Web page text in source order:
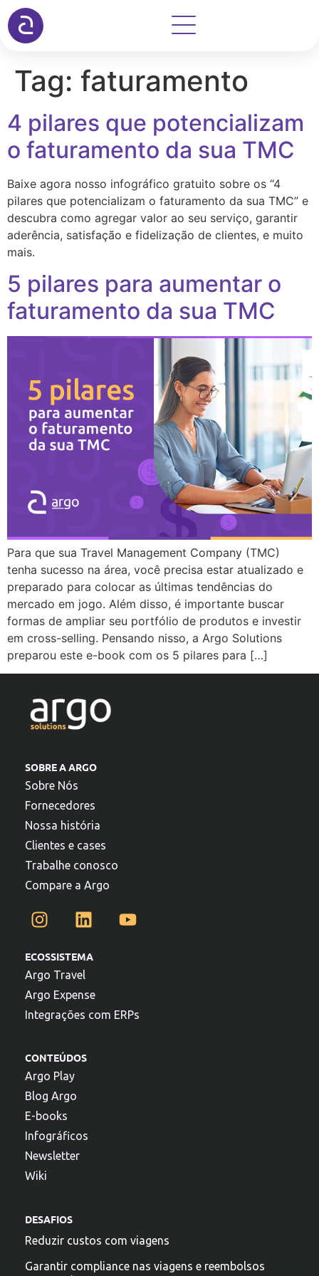
Tag: faturamento
4 pilares que potencializam
o faturamento da sua TMC
Baixe agora nosso infográfico gratuito sobre os “4
pilares que potencializam o faturamento da sua TMC” e
descubra como agregar valor ao seu serviço, garantir
aderência, satisfação e fidelização de clientes, e muito
mais.
5 pilares para aumentar o
faturamento da sua TMC
Para que sua Travel Management Company (TMC)
tenha sucesso na área, você precisa estar atualizado e
preparado para colocar as últimas tendências do
mercado em jogo. Além disso, é importante buscar
formas de ampliar seu portfólio de produtos e investir
em cross-selling. Pensando nisso, a Argo Solutions
preparou este e-book com os 5 pilares para […]
SOBRE A ARGO
Sobre Nós
Fornecedores
Nossa história
Clientes e cases
Trabalhe conosco
Compare a Argo
ECOSSISTEMA
Argo Travel
Argo Expense
Integrações com ERPs
CONTEÚDOS
Argo Play
Blog Argo
E-books
Infográficos
Newsletter
Wiki
DESAFIOS
Reduzir custos com viagens
Garantir compliance nas viagens e reembolsos